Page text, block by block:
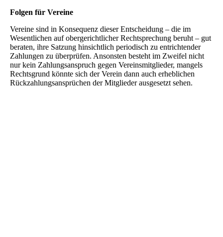
Folgen für Vereine
Vereine sind in Konsequenz dieser Entscheidung – die im
Wesentlichen auf obergerichtlicher Rechtsprechung beruht – gut
beraten, ihre Satzung hinsichtlich periodisch zu entrichtender
Zahlungen zu überprüfen. Ansonsten besteht im Zweifel nicht
nur kein Zahlungsanspruch gegen Vereinsmitglieder, mangels
Rechtsgrund könnte sich der Verein dann auch erheblichen
Rückzahlungsansprüchen der Mitglieder ausgesetzt sehen.